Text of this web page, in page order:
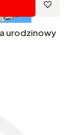
urodzinowy